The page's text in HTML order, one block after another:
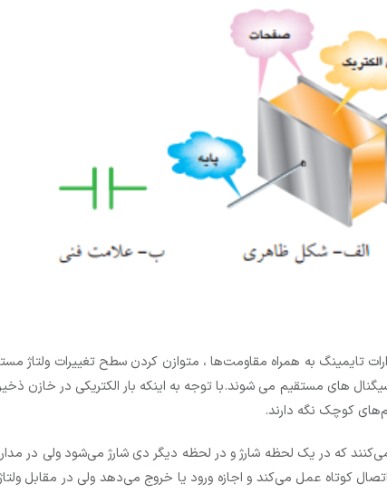
تایمینگ به همراه مقاومت‌ها ، متوازن کردن سطح تغییرات ولتاژ
های مستقیم می شوند.با توجه به اینکه بار الکتریکی در خازن
کوچک نگه دارند.
می‌کنند که در یک لحظه شارژ و در لحظه دیگر دی شارژ می‌شود ولی در
کوتاه عمل می‌کند و اجازه ورود یا خروج می‌دهد ولی در مقابل